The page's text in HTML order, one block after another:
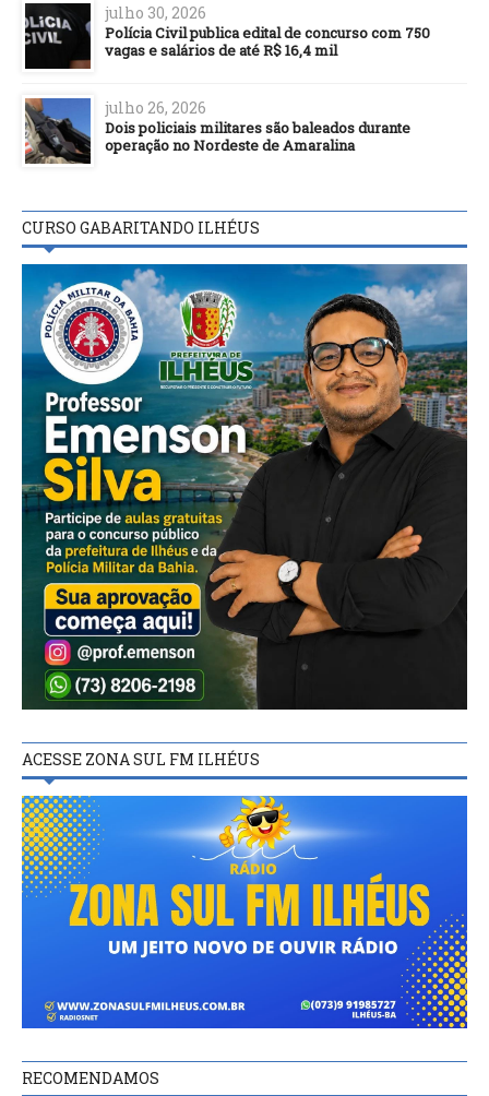
julho 30, 2026
Polícia Civil publica edital de concurso com 750
vagas e salários de até R$ 16,4 mil
julho 26, 2026
Dois policiais militares são baleados durante
operação no Nordeste de Amaralina
CURSO GABARITANDO ILHÉUS
ACESSE ZONA SUL FM ILHÉUS
RECOMENDAMOS